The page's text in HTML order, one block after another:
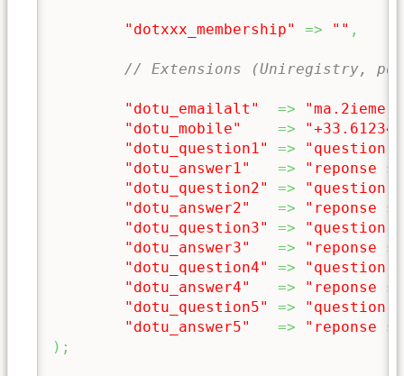
"dotxxx_membership" => "" ,
// Extensions (Uniregistry,
"dotu_emailalt" =>
"dotu_mobile"
=>
"dotu_question1"
=>
"question
"dotu_answer1"
=>
"reponse
"dotu_question2"
=>
"question
"dotu_answer2"
=>
"reponse
"dotu_question3"
=>
"question
"dotu_answer3"
=>
"reponse
"dotu_question4"
=>
"question
"dotu_answer4"
=>
"reponse
"dotu_question5"
=>
"question
"dotu_answer5"
=>
"reponse
) ;